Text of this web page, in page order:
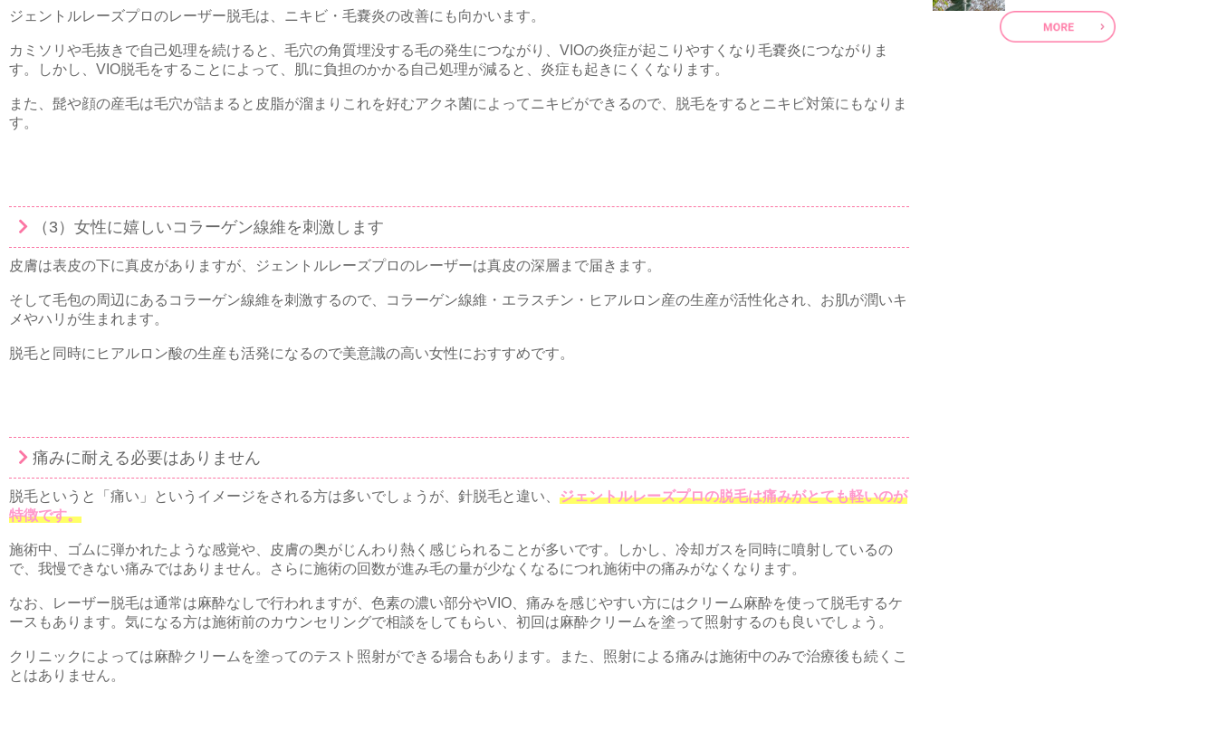
ジェントルレーズプロのレーザー脱毛は、ニキビ・毛嚢炎の改善にも向かいます。
カミソリや毛抜きで自己処理を続けると、毛穴の角質埋没する毛の発生につながり、VIOの炎症が起こりやすくなり毛嚢炎につながりま
す。しかし、VIO脱毛をすることによって、肌に負担のかかる自己処理が減ると、炎症も起きにくくなります。
また、髭や顔の産毛は毛穴が詰まると皮脂が溜まりこれを好むアクネ菌によってニキビができるので、脱毛をするとニキビ対策にもなりま
す。
（3）女性に嬉しいコラーゲン線維を刺激します
皮膚は表皮の下に真皮がありますが、ジェントルレーズプロのレーザーは真皮の深層まで届きます。
そして毛包の周辺にあるコラーゲン線維を刺激するので、コラーゲン線維・エラスチン・ヒアルロン産の生産が活性化され、お肌が潤いキ
メやハリが生まれます。
脱毛と同時にヒアルロン酸の生産も活発になるので美意識の高い女性におすすめです。
痛みに耐える必要はありません
脱毛というと「痛い」というイメージをされる方は多いでしょうが、針脱毛と違い、 ジェントルレーズプロの脱毛は痛みがとても軽いのが
特徴です。
施術中、ゴムに弾かれたような感覚や、皮膚の奥がじんわり熱く感じられることが多いです。しかし、冷却ガスを同時に噴射しているの
で、我慢できない痛みではありません。さらに施術の回数が進み毛の量が少なくなるにつれ施術中の痛みがなくなります。
なお、レーザー脱毛は通常は麻酔なしで行われますが、色素の濃い部分やVIO、痛みを感じやすい方にはクリーム麻酔を使って脱毛するケ
ースもあります。気になる方は施術前のカウンセリングで相談をしてもらい、初回は麻酔クリームを塗って照射するのも良いでしょう。
クリニックによっては麻酔クリームを塗ってのテスト照射ができる場合もあります。また、照射による痛みは施術中のみで治療後も続くこ
とはありません。